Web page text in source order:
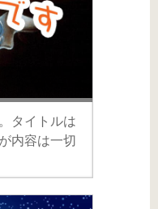
タイトルは
内容は一切